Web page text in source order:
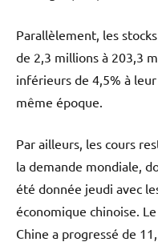
Parallèlement, les
de 2,3 millions à 203,3
inférieurs de 4,5% à
même époque.
Par ailleurs, les cours
la demande mondiale,
été donnée jeudi avec
économique chinoise.
Chine a progressé de